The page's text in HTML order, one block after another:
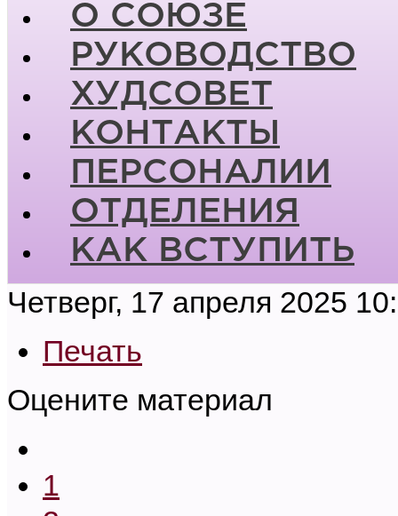
О СОЮЗЕ
РУКОВОДСТВО
ХУДСОВЕТ
КОНТАКТЫ
ПЕРСОНАЛИИ
ОТДЕЛЕНИЯ
КАК ВСТУПИТЬ
Четверг, 17 апреля 2025
Печать
Оцените материал
1